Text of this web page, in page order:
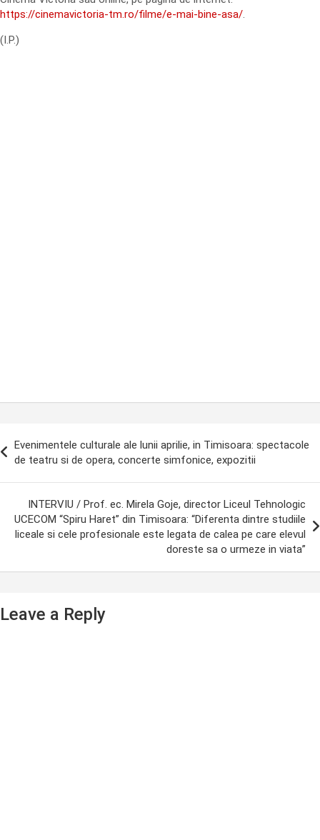
https://cinemavictoria-tm.ro/filme/e-mai-bine-asa/
(I.P.)
Evenimentele culturale ale lunii aprilie, in Timisoara: spectacole
de teatru si de opera, concerte simfonice, expozitii
INTERVIU / Prof. ec. Mirela Goje, director Liceul Tehnologic
UCECOM “Spiru Haret” din Timisoara: “Diferenta dintre studiile
liceale si cele profesionale este legata de calea pe care elevul
doreste sa o urmeze in viata”
Leave a Reply